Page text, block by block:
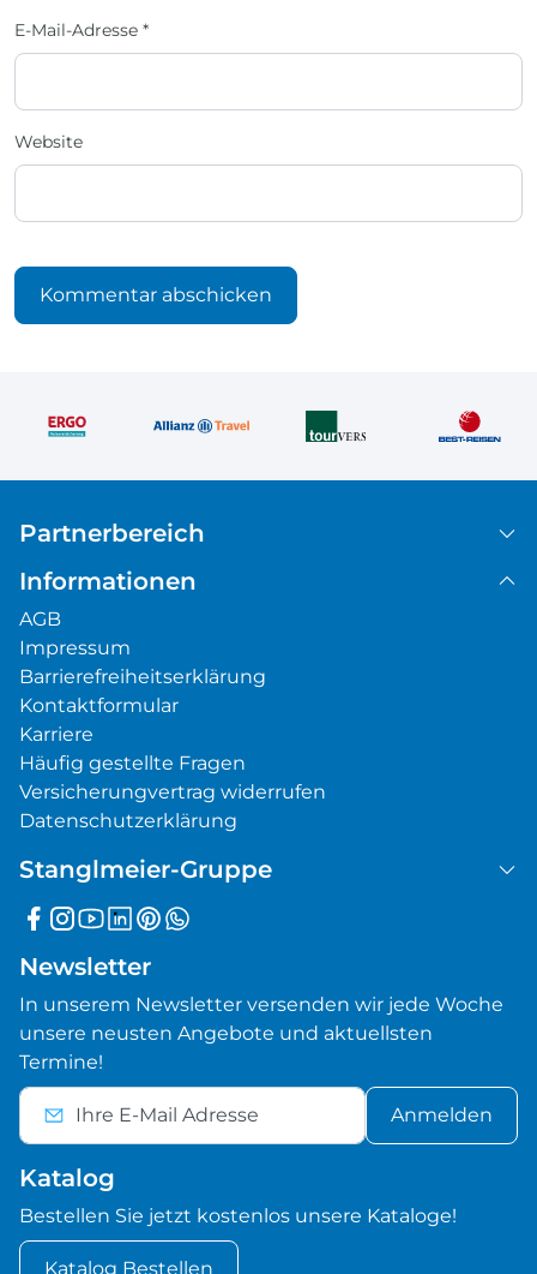
E-Mail-Adresse *
Website
Partnerbereich
Informationen
AGB
Impressum
Barrierefreiheitserklärung
Kontaktformular
Karriere
Häufig gestellte Fragen
Versicherungvertrag widerrufen
Datenschutzerklärung
Stanglmeier-Gruppe
Newsletter
In unserem Newsletter versenden wir jede Woche
unsere neusten Angebote und aktuellsten
Termine!
Anmelden
Katalog
Bestellen Sie jetzt kostenlos unsere Kataloge!
Katalog Bestellen